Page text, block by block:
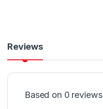
Reviews
Based on 0 reviews